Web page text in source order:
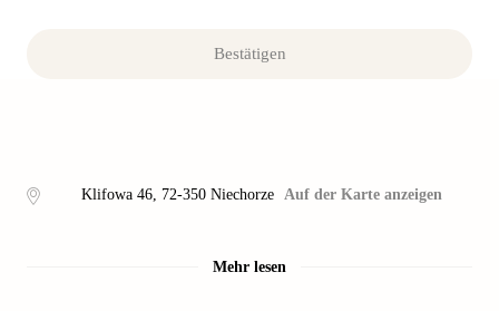
Bestätigen
Klifowa 46, 72-350 Niechorze Auf der Karte anzeigen
Mehr lesen